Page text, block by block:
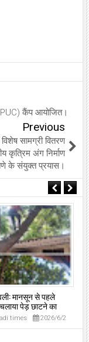
(PUC) कैंप आयोजित।
Previous
सामग्री वितरण
कृत्रिम अंग निर्माण
के संयुक्त प्रयास।
मानसून से पहले
पेड़ छाटने का
974 खतरनाक पेड़
तरह हटाए गए —
times 2026/6/2